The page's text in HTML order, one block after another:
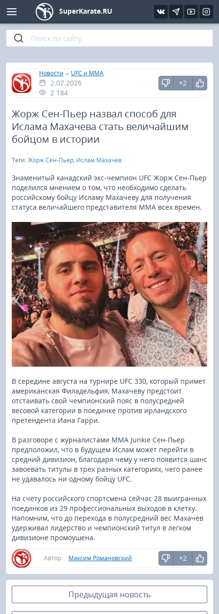
SuperKarate.RU
Главная
»
Новости » UFC и MMA
2.07.2026
2 184
+2
Жорж Сен-Пьер назвал способ для
Ислама Махачева стать величайшим
бойцом в истории
Теги:Жорж Сен-Пьер, Ислам Махачев
Знаменитый канадский экс-чемпион UFC Жорж Сен-Пьер
поделился мнением о том, что необходимо сделать
российскому бойцу Исламу Махачеву для получения
статуса величайшего представителя ММА всех времен.
В середине августа на турнире UFC 330, который примет
американская Филадельфия, Махачеву предстоит
отстаивать свой чемпионский пояс в полусредней
весовой категории в поединке против ирландского
претендента Иана Гарри.
В разговоре с журналистами MMA Junkie Сен-Пьер
предположил, что в будущем Ислам может перейти в
средний дивизион, благодаря чему у него появится шанс
завоевать титулы в трех разных категориях, чего ранее
не удавалось ни одному бойцу UFC.
На счету российского спортсмена сейчас 28 выигранных
поединков из 29 профессиональных выходов в клетку.
Напомним, что до перехода в полусредний вес Махачев
удерживал лидерство и чемпионский титул в легком
дивизионе промоушена.
Автор: Максим Романовский +2
Предыдущая новость
Киокушинкай
Кёкусин (IFK)
Шинкиокушинкай
Кекусин-кан
Кикбоксинг и K-1
Бокс
UFC и MMA
Муай тай
Фото
Видео
Интервью
Статьи
Уроки каратэ
Файлы
Библиотека